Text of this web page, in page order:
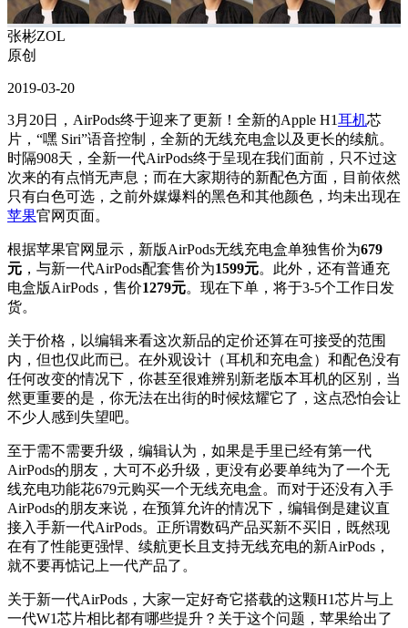
张彬ZOL
原创
2019-03-20
3月20日，AirPods终于迎来了更新！全新的Apple H1耳机芯
片，“嘿 Siri”语音控制，全新的无线充电盒以及更长的续航。
时隔908天，全新一代AirPods终于呈现在我们面前，只不过这
次来的有点悄无声息；而在大家期待的新配色方面，目前依然
只有白色可选，之前外媒爆料的黑色和其他颜色，均未出现在
苹果官网页面。
根据苹果官网显示，新版AirPods无线充电盒单独售价为679
元 ，与新一代AirPods配套售价为1599元。此外，还有普通充
电盒版AirPods，售价1279元。现在下单，将于3-5个工作日发
货。
关于价格，以编辑来看这次新品的定价还算在可接受的范围
内，但也仅此而已。在外观设计（耳机和充电盒）和配色没有
任何改变的情况下，你甚至很难辨别新老版本耳机的区别，当
然更重要的是，你无法在出街的时候炫耀它了，这点恐怕会让
不少人感到失望吧。
至于需不需要升级，编辑认为，如果是手里已经有第一代
AirPods的朋友，大可不必升级，更没有必要单纯为了一个无
线充电功能花679元购买一个无线充电盒。而对于还没有入手
AirPods的朋友来说，在预算允许的情况下，编辑倒是建议直
接入手新一代AirPods。正所谓数码产品买新不买旧，既然现
在有了性能更强悍、续航更长且支持无线充电的新AirPods，
就不要再惦记上一代产品了。
关于新一代AirPods，大家一定好奇它搭载的这颗H1芯片与上
一代W1芯片相比都有哪些提升？关于这个问题，苹果给出了